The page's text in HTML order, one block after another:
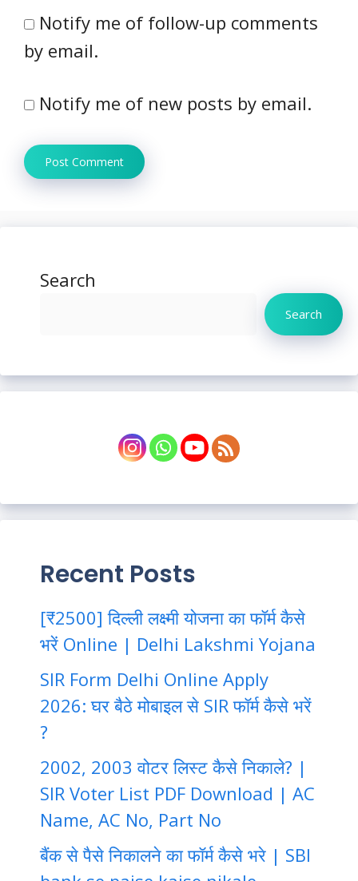
Notify me of follow-up comments
by email.
Notify me of new posts by email.
Search
Search
Recent Posts
[₹2500] दिल्ली लक्ष्मी योजना का फॉर्म कैसे
भरें Online | Delhi Lakshmi Yojana
SIR Form Delhi Online Apply
2026: घर बैठे मोबाइल से SIR फॉर्म कैसे भरें
?
2002, 2003 वोटर लिस्ट कैसे निकाले? |
SIR Voter List PDF Download | AC
Name, AC No, Part No
बैंक से पैसे निकालने का फॉर्म कैसे भरे | SBI